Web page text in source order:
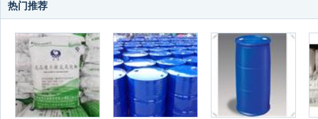
热门推荐